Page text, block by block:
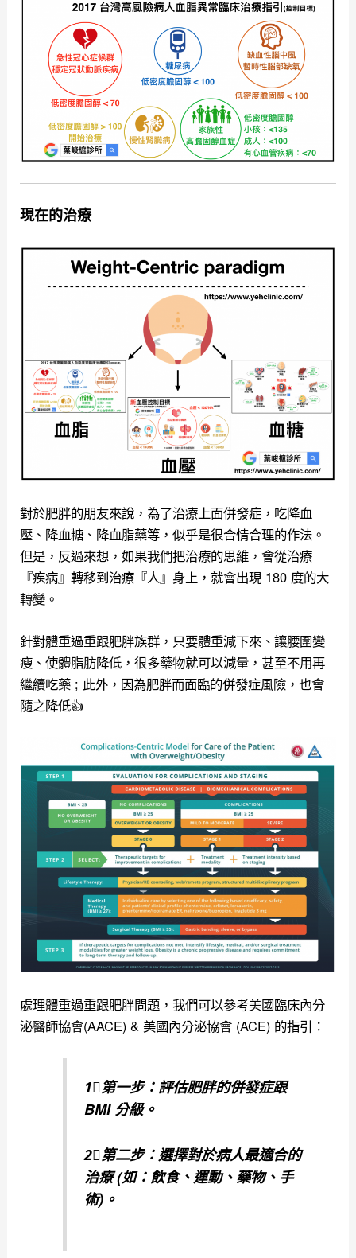
現在的治療
對於肥胖的朋友來說，為了治療上面併發症，吃降血
壓、降血糖、降血脂藥等，似乎是很合情合理的作法。
但是，反過來想，如果我們把治療的思維，會從治療
『疾病』轉移到治療『人』身上，就會出現 180 度的大
轉變。
針對體重過重跟肥胖族群，只要體重減下來、讓腰圍變
瘦、使體脂肪降低，很多藥物就可以減量，甚至不用再
繼續吃藥 ; 此外，因為肥胖而面臨的併發症風險，也會
隨之降低👍
處理體重過重跟肥胖問題，我們可以參考美國臨床內分
泌醫師協會(AACE) & 美國內分泌協會 (ACE) 的指引：
1⃣️第一步：評估肥胖的併發症跟
BMI 分級。
2⃣️第二步：選擇對於病人最適合的
治療 (如：飲食、運動、藥物、手
術)。